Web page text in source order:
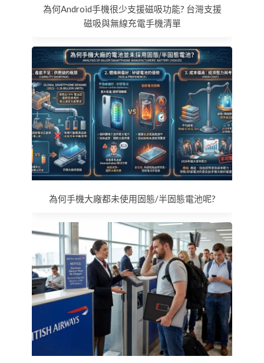
為何Android手機很少支援磁吸功能? 台灣支援
磁吸與無線充電手機清單
為何手機大廠都未使用固態/半固態電池呢?